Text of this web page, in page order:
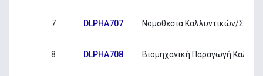
7 DLPHA707 Νομοθεσία Καλλυντικών/
8 DLPHA708 Βιομηχανική Παραγωγή